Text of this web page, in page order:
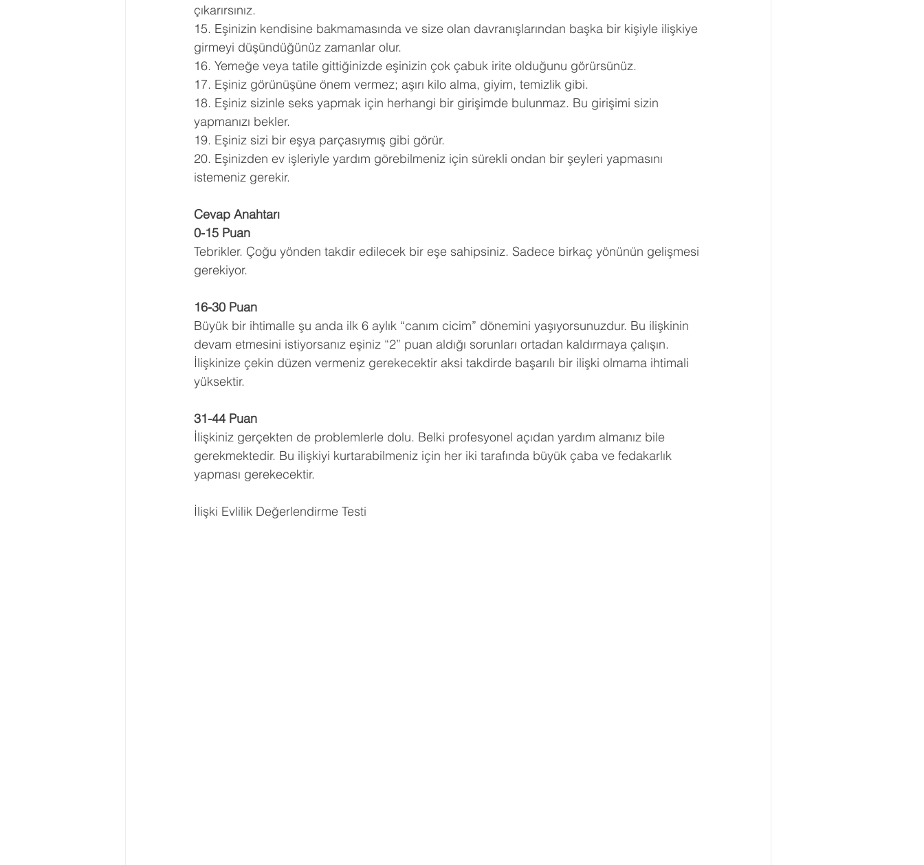
çıkarırsınız.
15. Eşinizin kendisine bakmamasında ve size olan davranışlarından başka bir kişiyle ilişkiye
girmeyi düşündüğünüz zamanlar olur.
16. Yemeğe veya tatile gittiğinizde eşinizin çok çabuk irite olduğunu görürsünüz.
17. Eşiniz görünüşüne önem vermez; aşırı kilo alma, giyim, temizlik gibi.
18. Eşiniz sizinle seks yapmak için herhangi bir girişimde bulunmaz. Bu girişimi sizin
yapmanızı bekler.
19. Eşiniz sizi bir eşya parçasıymış gibi görür.
20. Eşinizden ev işleriyle yardım görebilmeniz için sürekli ondan bir şeyleri yapmasını
istemeniz gerekir.
Cevap Anahtarı
0-15 Puan
Tebrikler. Çoğu yönden takdir edilecek bir eşe sahipsiniz. Sadece birkaç yönünün gelişmesi
gerekiyor.
16-30 Puan
Büyük bir ihtimalle şu anda ilk 6 aylık “canım cicim” dönemini yaşıyorsunuzdur. Bu ilişkinin
devam etmesini istiyorsanız eşiniz “2” puan aldığı sorunları ortadan kaldırmaya çalışın.
İlişkinize çekin düzen vermeniz gerekecektir aksi takdirde başarılı bir ilişki olmama ihtimali
yüksektir.
31-44 Puan
İlişkiniz gerçekten de problemlerle dolu. Belki profesyonel açıdan yardım almanız bile
gerekmektedir. Bu ilişkiyi kurtarabilmeniz için her iki tarafında büyük çaba ve fedakarlık
yapması gerekecektir.
İlişki Evlilik Değerlendirme Testi